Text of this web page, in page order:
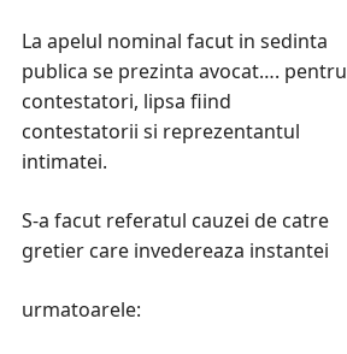
La apelul nominal facut in sedinta
publica se prezinta avocat…. pentru
contestatori, lipsa fiind
contestatorii si reprezentantul
intimatei.
S-a facut referatul cauzei de catre
gretier care invedereaza instantei
urmatoarele: